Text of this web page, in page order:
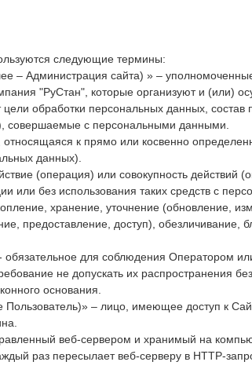
следующие термины:
– Администрация сайта) » –
"РуСтан", которые организуют и (или)
обработки персональных данных, состав
совершаемые с персональными данными.
к прямо или косвенно
данных).
(операция) или совокупность действий
или без использования таких средств с
хранение, уточнение (обновление,
предоставление, доступ), обезличивание,
для соблюдения Оператором
не допускать их распространения
основания.
Пользователь)» – лицо, имеющее доступ к
веб-сервером и хранимый на
раз пересылает веб-серверу в HTTP-